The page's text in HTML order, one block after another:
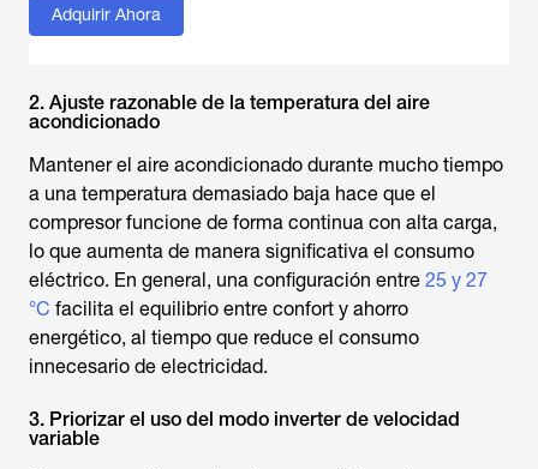
Adquirir Ahora
2. Ajuste razonable de la temperatura del aire
acondicionado
Mantener el aire acondicionado durante mucho tiempo
a una temperatura demasiado baja hace que el
compresor funcione de forma continua con alta carga,
lo que aumenta de manera significativa el consumo
eléctrico. En general, una configuración entre 25 y 27
°C facilita el equilibrio entre confort y ahorro
energético, al tiempo que reduce el consumo
innecesario de electricidad.
3. Priorizar el uso del modo inverter de velocidad
variable